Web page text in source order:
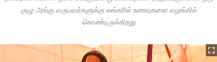
குழு அங்கு வருபவர்களுக்கு லங்கரில் உணவுகளை வழங்கிக்
கொண்டிருக்கிறது